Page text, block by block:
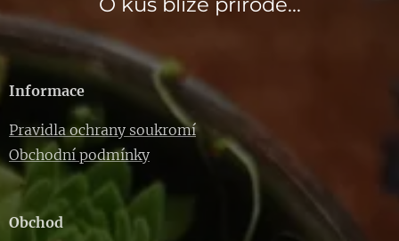
Informace
Pravidla ochrany soukromí
Obchodní podmínky
Obchod